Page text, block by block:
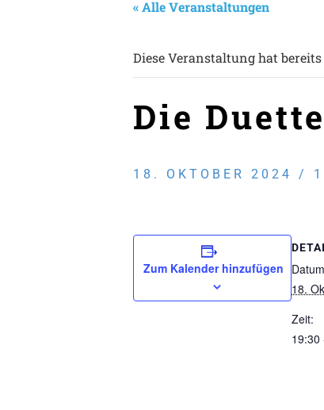
« Alle Veranstaltungen
Diese Veranstaltung hat
Die
18. OKTOBER 2024 /
Zum Kalender hinzufügen
18.
Zeit:
19:30